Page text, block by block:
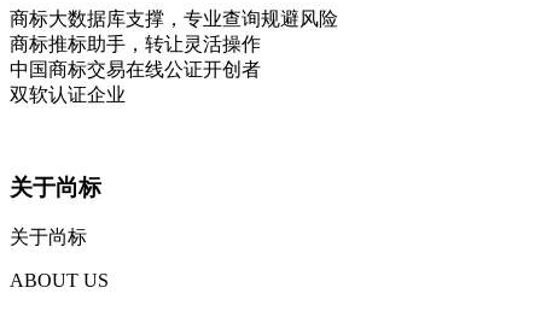
商标大数据库支撑，专业查询规避风险
商标推标助手，转让灵活操作
中国商标交易在线公证开创者
双软认证企业
关于尚标
关于尚标
ABOUT US